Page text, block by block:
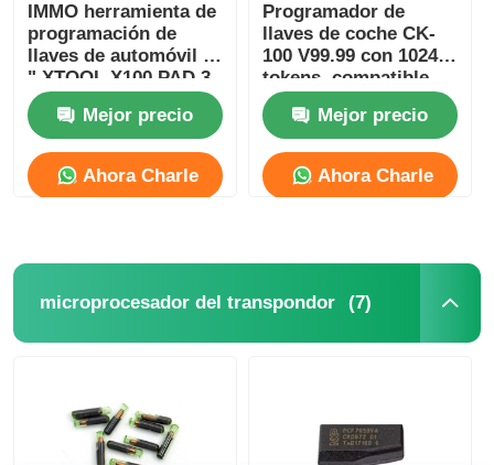
IMMO herramienta de
programación de
llaves de automóvil 8
" XTOOL X100 PAD 3
Programación de
llaves Mejor precio
Ahora Charle
Programador de
llaves de coche CK-
100 V99.99 con 1024
tokens, compatible
con varios idiomas
Mejor precio
Ahora Charle
microprocesador del transpondor (7)